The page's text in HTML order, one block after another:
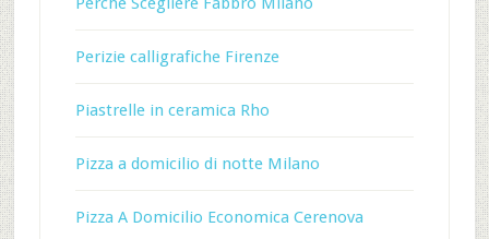
Perizie calligrafiche Firenze
Piastrelle in ceramica Rho
Pizza a domicilio di notte Milano
Pizza A Domicilio Economica Cerenova